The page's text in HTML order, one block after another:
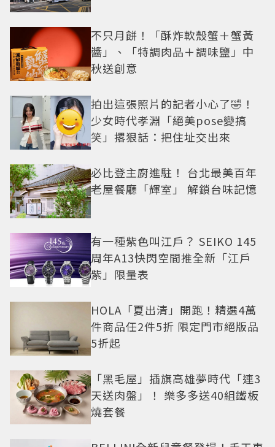
不只月餅！「酥炸軟殼蟹＋蟹黃
醬」、「特調肉品＋調味鹽」中
秋送創意
拍出這張照片的記者小心了🤣！
少女時代孝淵「絕美pose變搞
笑」撂狠話：把住址交出來
必比登主廚進駐！ 台北最美百年
老屋餐廳「輝室」 解鎖台味記憶
有一種紫色叫江戶？ SEIKO 145
周年A13快閃空間推全新「江戶
紫」限量表
HOLA「夏出清」開跑！精選4萬
件商品任2件5折 限定門市絕版品
5折起
「黑毛屋」插旗高雄夢時代「連3
天送肉盤」！ 樂多多送40組鐵板
燒套餐